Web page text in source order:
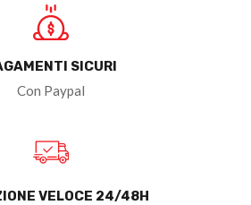
SICURI
Con Paypal
VELOCE 24/48H